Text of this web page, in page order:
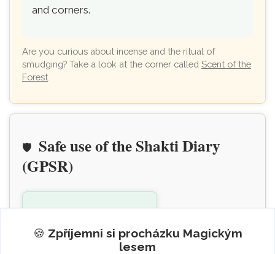
and corners.
Are you curious about incense and the ritual of
smudging? Take a look at the corner called Scent of the
Forest.
🛡️ Safe use of the Shakti Diary
(GPSR)
🍪 Zpříjemni si procházku Magickým
lesem